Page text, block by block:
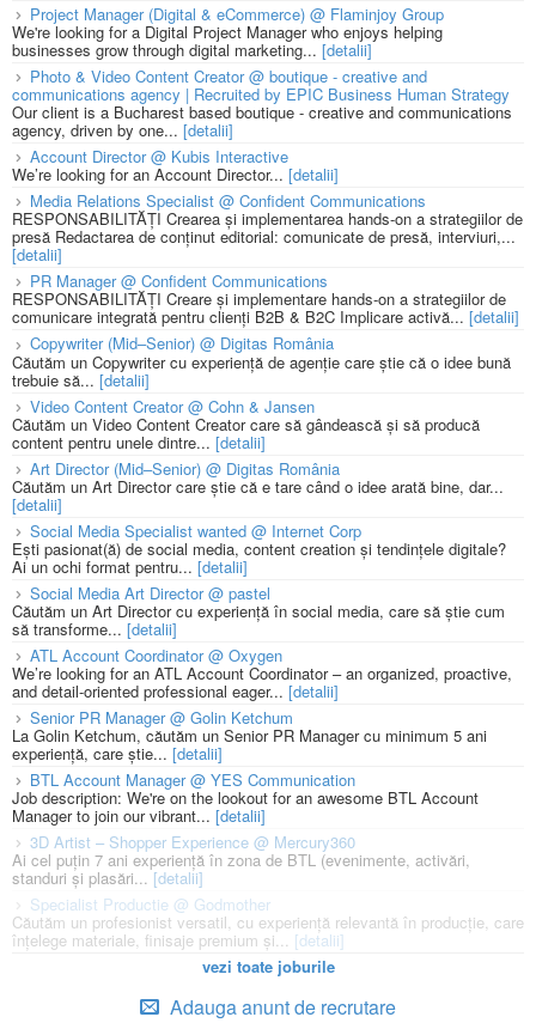
Project Manager (Digital & eCommerce) @ Flaminjoy Group
We're looking for a Digital Project Manager who enjoys helping
businesses grow through digital marketing... [detalii]
Photo & Video Content Creator @ boutique - creative and
communications agency | Recruited by EPIC Business Human Strategy
Our client is a Bucharest based boutique - creative and communications
agency, driven by one... [detalii]
Account Director @ Kubis Interactive
We’re looking for an Account Director... [detalii]
Media Relations Specialist @ Confident Communications
RESPONSABILITĂȚI Crearea și implementarea hands-on a strategiilor de
presă Redactarea de conținut editorial: comunicate de presă, interviuri,...
[detalii]
PR Manager @ Confident Communications
RESPONSABILITĂȚI Creare și implementare hands-on a strategiilor de
comunicare integrată pentru clienți B2B & B2C Implicare activă... [detalii]
Copywriter (Mid–Senior) @ Digitas România
Căutăm un Copywriter cu experiență de agenție care știe că o idee bună
trebuie să... [detalii]
Video Content Creator @ Cohn & Jansen
Căutăm un Video Content Creator care să gândească și să producă
content pentru unele dintre... [detalii]
Art Director (Mid–Senior) @ Digitas România
Căutăm un Art Director care știe că e tare când o idee arată bine, dar...
[detalii]
Social Media Specialist wanted @ Internet Corp
Ești pasionat(ă) de social media, content creation și tendințele digitale?
Ai un ochi format pentru... [detalii]
Social Media Art Director @ pastel
Căutăm un Art Director cu experiență în social media, care să știe cum
să transforme... [detalii]
ATL Account Coordinator @ Oxygen
We’re looking for an ATL Account Coordinator – an organized, proactive,
and detail-oriented professional eager... [detalii]
Senior PR Manager @ Golin Ketchum
La Golin Ketchum, căutăm un Senior PR Manager cu minimum 5 ani
experiență, care știe... [detalii]
BTL Account Manager @ YES Communication
Job description: We're on the lookout for an awesome BTL Account
Manager to join our vibrant... [detalii]
3D Artist – Shopper Experience @ Mercury360
Ai cel puțin 7 ani experiență în zona de BTL (evenimente, activări,
standuri și plasări... [detalii]
Specialist Productie @ Godmother
Căutăm un profesionist versatil, cu experiență relevantă în producție, care
înțelege materiale, finisaje premium și... [detalii]
vezi toate joburile
Adauga anunt de recrutare